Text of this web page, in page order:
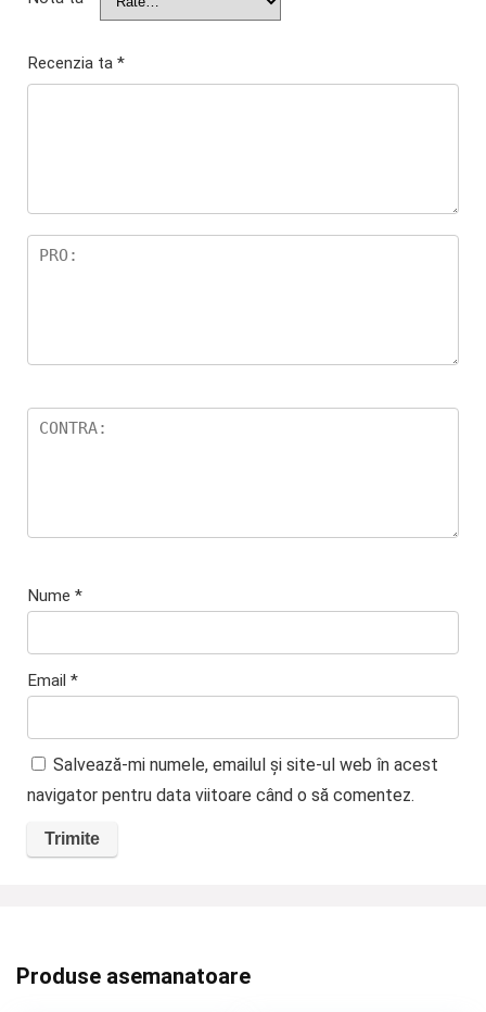
Recenzia ta *
Nume *
Email *
Salvează-mi numele, emailul și site-ul web în acest
navigator pentru data viitoare când o să comentez.
Produse asemanatoare